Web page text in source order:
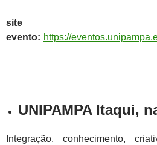
site
evento: https://
UNIPAMPA Itaqui,
Integração, conhecimento,